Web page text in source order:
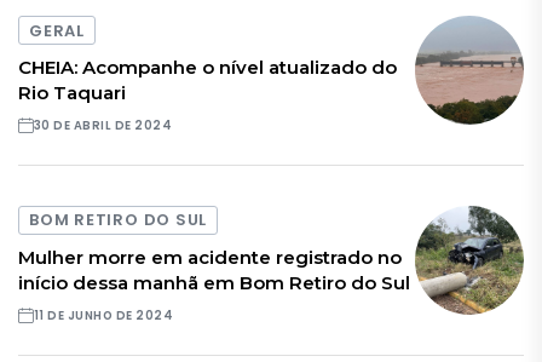
GERAL
CHEIA: Acompanhe o nível atualizado do
Rio Taquari
30 DE ABRIL DE 2024
BOM RETIRO DO SUL
Mulher morre em acidente registrado no
início dessa manhã em Bom Retiro do Sul
11 DE JUNHO DE 2024